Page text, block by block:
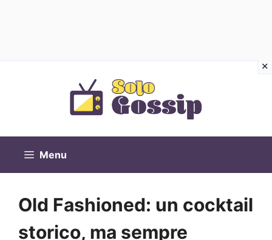
Menu
Old Fashioned: un cocktail
storico, ma sempre